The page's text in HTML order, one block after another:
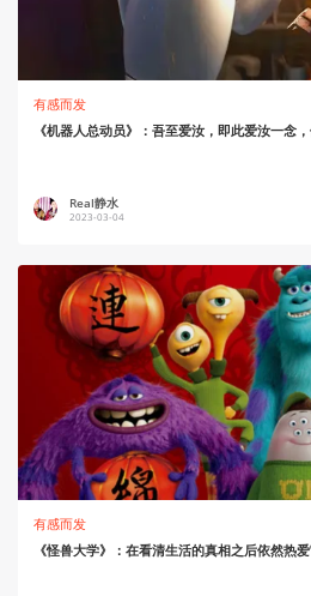
有感而发
《机器人总动员》：吾至爱汝，即此爱汝一念
Real静水
2023-03-04
有感而发
《怪兽大学》：在看清生活的真相之后依然热